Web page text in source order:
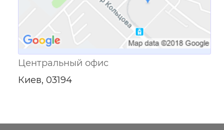
Центральный офис
Киев, 03194